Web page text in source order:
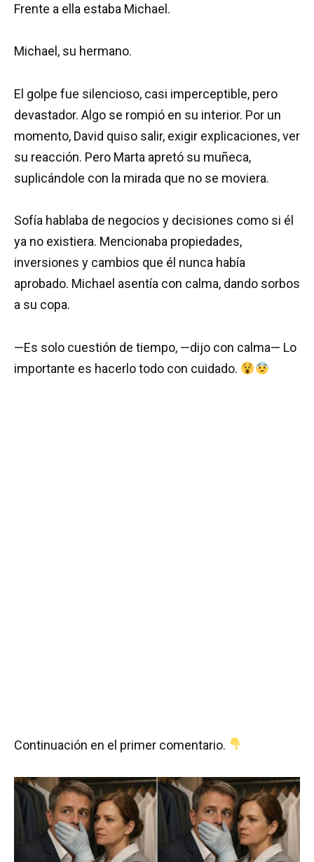
Frente a ella estaba Michael.
Michael, su hermano.
El golpe fue silencioso, casi imperceptible, pero
devastador. Algo se rompió en su interior. Por un
momento, David quiso salir, exigir explicaciones, ver
su reacción. Pero Marta apretó su muñeca,
suplicándole con la mirada que no se moviera.
Sofía hablaba de negocios y decisiones como si él
ya no existiera. Mencionaba propiedades,
inversiones y cambios que él nunca había
aprobado. Michael asentía con calma, dando sorbos
a su copa.
—Es solo cuestión de tiempo, —dijo con calma— Lo
importante es hacerlo todo con cuidado.
Continuación en el primer comentario.